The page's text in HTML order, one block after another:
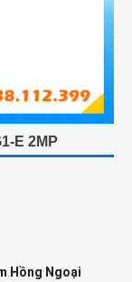
E 2MP
Hồng Ngoại